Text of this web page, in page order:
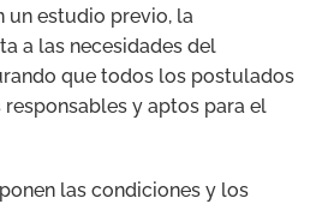
un estudio previo, la
a las necesidades del
que todos los postulados
y aptos para el
las condiciones y los